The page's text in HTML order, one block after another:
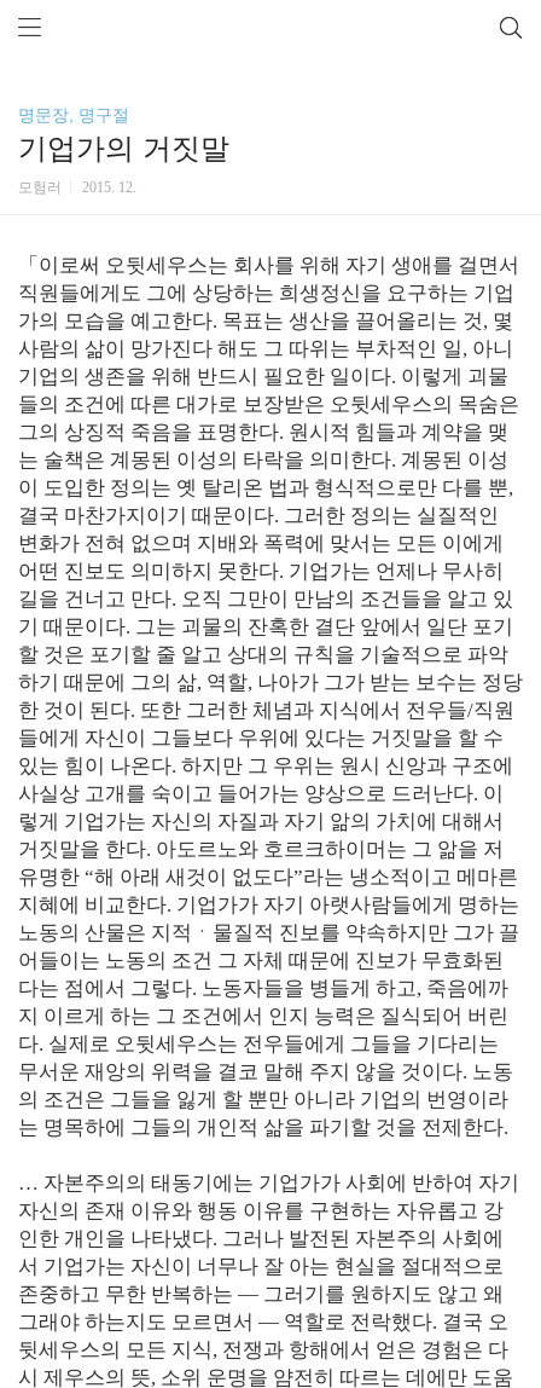
명문장, 명구절
기업가의 거짓말
모험러 2015. 12.
「이로써 오뒷세우스는 회사를 위해 자기 생애를 걸면서
직원들에게도 그에 상당하는 희생정신을 요구하는 기업
가의 모습을 예고한다. 목표는 생산을 끌어올리는 것, 몇
사람의 삶이 망가진다 해도 그 따위는 부차적인 일, 아니
기업의 생존을 위해 반드시 필요한 일이다. 이렇게 괴물
들의 조건에 따른 대가로 보장받은 오뒷세우스의 목숨은
그의 상징적 죽음을 표명한다. 원시적 힘들과 계약을 맺
는 술책은 계몽된 이성의 타락을 의미한다. 계몽된 이성
이 도입한 정의는 옛 탈리온 법과 형식적으로만 다를 뿐,
결국 마찬가지이기 때문이다. 그러한 정의는 실질적인
변화가 전혀 없으며 지배와 폭력에 맞서는 모든 이에게
어떤 진보도 의미하지 못한다. 기업가는 언제나 무사히
길을 건너고 만다. 오직 그만이 만남의 조건들을 알고 있
기 때문이다. 그는 괴물의 잔혹한 결단 앞에서 일단 포기
할 것은 포기할 줄 알고 상대의 규칙을 기술적으로 파악
하기 때문에 그의 삶, 역할, 나아가 그가 받는 보수는 정당
한 것이 된다. 또한 그러한 체념과 지식에서 전우들/직원
들에게 자신이 그들보다 우위에 있다는 거짓말을 할 수
있는 힘이 나온다. 하지만 그 우위는 원시 신앙과 구조에
사실상 고개를 숙이고 들어가는 양상으로 드러난다. 이
렇게 기업가는 자신의 자질과 자기 앎의 가치에 대해서
거짓말을 한다. 아도르노와 호르크하이머는 그 앎을 저
유명한 “해 아래 새것이 없도다”라는 냉소적이고 메마른
지혜에 비교한다. 기업가가 자기 아랫사람들에게 명하는
노동의 산물은 지적ㆍ물질적 진보를 약속하지만 그가 끌
어들이는 노동의 조건 그 자체 때문에 진보가 무효화된
다는 점에서 그렇다. 노동자들을 병들게 하고, 죽음에까
지 이르게 하는 그 조건에서 인지 능력은 질식되어 버린
다. 실제로 오뒷세우스는 전우들에게 그들을 기다리는
무서운 재앙의 위력을 결코 말해 주지 않을 것이다. 노동
의 조건은 그들을 잃게 할 뿐만 아니라 기업의 번영이라
는 명목하에 그들의 개인적 삶을 파기할 것을 전제한다.
… 자본주의의 태동기에는 기업가가 사회에 반하여 자기
자신의 존재 이유와 행동 이유를 구현하는 자유롭고 강
인한 개인을 나타냈다. 그러나 발전된 자본주의 사회에
서 기업가는 자신이 너무나 잘 아는 현실을 절대적으로
존중하고 무한 반복하는 — 그러기를 원하지도 않고 왜
그래야 하는지도 모르면서 — 역할로 전락했다. 결국 오
뒷세우스의 모든 지식, 전쟁과 항해에서 얻은 경험은 다
시 제우스의 뜻, 소위 운명을 얌전히 따르는 데에만 도움